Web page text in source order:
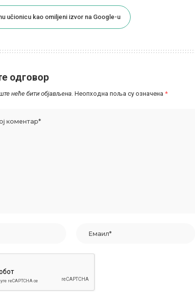
učionicu kao omiljeni izvor na Google-u
одговор
неће бити објављена. Неопходна поља су означена *